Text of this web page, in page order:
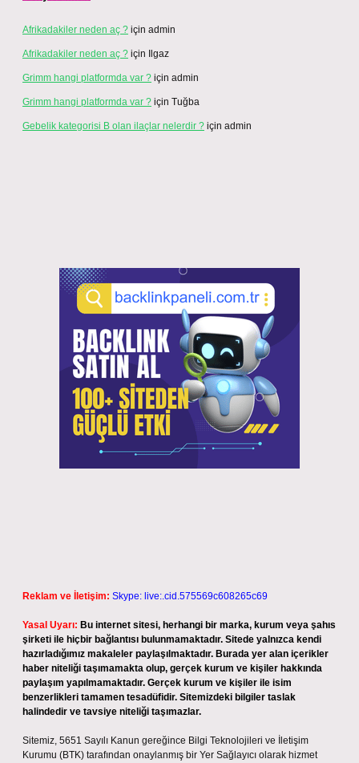
Afrikadakiler neden aç ? için admin
Afrikadakiler neden aç ? için Ilgaz
Grimm hangi platformda var ? için admin
Grimm hangi platformda var ? için Tuğba
Gebelik kategorisi B olan ilaçlar nelerdir ? için admin
Reklam ve İletişim: Skype: live:.cid.575569c608265c69
Yasal Uyarı: Bu internet sitesi, herhangi bir marka, kurum veya şahıs
şirketi ile hiçbir bağlantısı bulunmamaktadır. Sitede yalnızca kendi
hazırladığımız makaleler paylaşılmaktadır. Burada yer alan içerikler
haber niteliği taşımamakta olup, gerçek kurum ve kişiler hakkında
paylaşım yapılmamaktadır. Gerçek kurum ve kişiler ile isim
benzerlikleri tamamen tesadüfidir. Sitemizdeki bilgiler taslak
halindedir ve tavsiye niteliği taşımazlar.
Sitemiz, 5651 Sayılı Kanun gereğince Bilgi Teknolojileri ve İletişim
Kurumu (BTK) tarafından onaylanmış bir Yer Sağlayıcı olarak hizmet